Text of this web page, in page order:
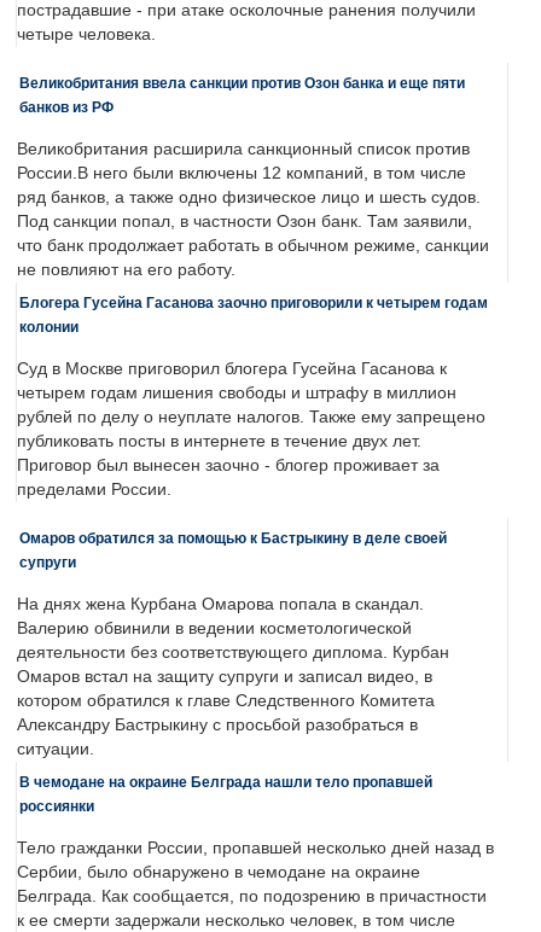
пострадавшие - при атаке осколочные ранения получили
четыре человека.
Великобритания ввела санкции против Озон банка и еще пяти
банков из РФ
Великобритания расширила санкционный список против
России.В него были включены 12 компаний, в том числе
ряд банков, а также одно физическое лицо и шесть судов.
Под санкции попал, в частности Озон банк. Там заявили,
что банк продолжает работать в обычном режиме, санкции
не повлияют на его работу.
Блогера Гусейна Гасанова заочно приговорили к четырем годам
колонии
Суд в Москве приговорил блогера Гусейна Гасанова к
четырем годам лишения свободы и штрафу в миллион
рублей по делу о неуплате налогов. Также ему запрещено
публиковать посты в интернете в течение двух лет.
Приговор был вынесен заочно - блогер проживает за
пределами России.
Омаров обратился за помощью к Бастрыкину в деле своей
супруги
На днях жена Курбана Омарова попала в скандал.
Валерию обвинили в ведении косметологической
деятельности без соответствующего диплома. Курбан
Омаров встал на защиту супруги и записал видео, в
котором обратился к главе Следственного Комитета
Александру Бастрыкину с просьбой разобраться в
ситуации.
В чемодане на окраине Белграда нашли тело пропавшей
россиянки
Тело гражданки России, пропавшей несколько дней назад в
Сербии, было обнаружено в чемодане на окраине
Белграда. Как сообщается, по подозрению в причастности
к ее смерти задержали несколько человек, в том числе